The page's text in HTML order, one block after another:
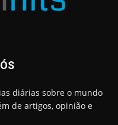
diárias sobre o mundo
de artigos, opinião e